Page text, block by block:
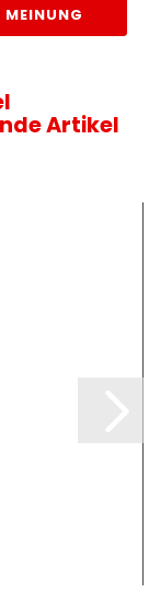
MEINUNG
Artikel